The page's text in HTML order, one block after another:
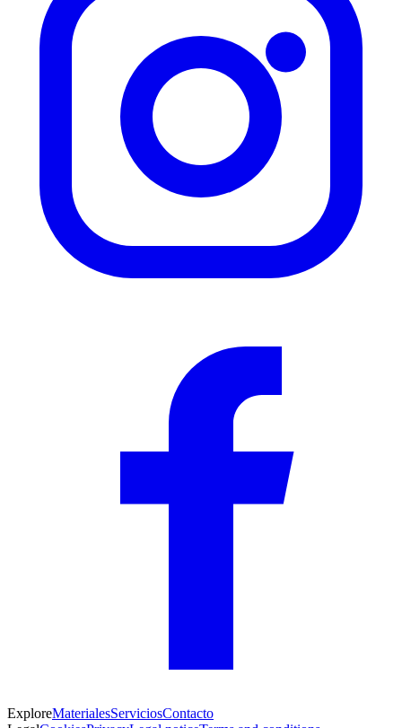
ExploreMaterialesServiciosContacto